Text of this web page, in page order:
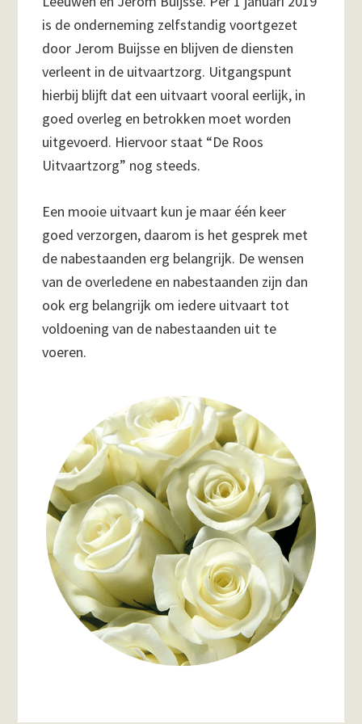
is de onderneming zelfstandig voortgezet
door Jerom Buijsse en blijven de diensten
verleent in de uitvaartzorg. Uitgangspunt
hierbij blijft dat een uitvaart vooral eerlijk, in
goed overleg en betrokken moet worden
uitgevoerd. Hiervoor staat “De Roos
Uitvaartzorg” nog steeds.
Een mooie uitvaart kun je maar één keer
goed verzorgen, daarom is het gesprek met
de nabestaanden erg belangrijk. De wensen
van de overledene en nabestaanden zijn dan
ook erg belangrijk om iedere uitvaart tot
voldoening van de nabestaanden uit te
voeren.